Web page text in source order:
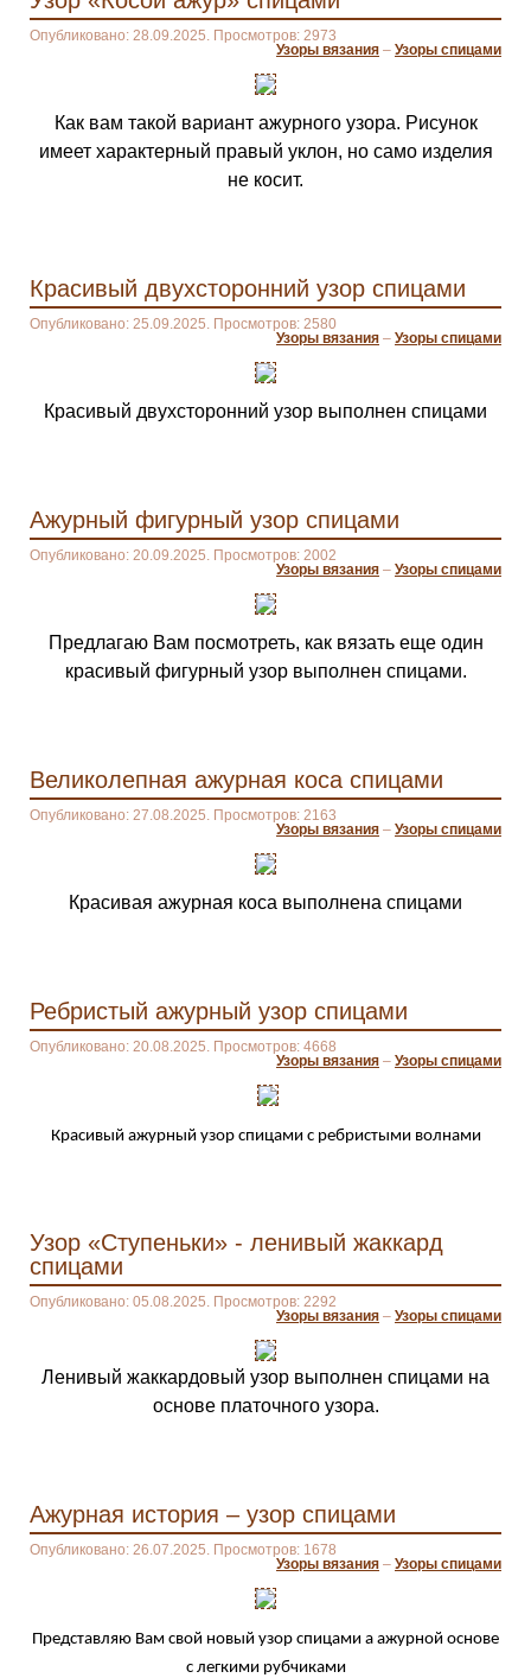
Опубликовано: 28.09.2025. Просмотров: 2973
Узоры вязания – Узоры спицами
Как вам такой вариант ажурного узора. Рисунок
имеет характерный правый уклон, но само изделия
не косит.
Красивый двухсторонний узор спицами
Опубликовано: 25.09.2025. Просмотров: 2580
Узоры вязания – Узоры спицами
Красивый двухсторонний узор выполнен спицами
Ажурный фигурный узор спицами
Опубликовано: 20.09.2025. Просмотров: 2002
Узоры вязания – Узоры спицами
Предлагаю Вам посмотреть, как вязать еще один
красивый фигурный узор выполнен спицами.
Великолепная ажурная коса спицами
Опубликовано: 27.08.2025. Просмотров: 2163
Узоры вязания – Узоры спицами
Красивая ажурная коса выполнена спицами
Ребристый ажурный узор спицами
Опубликовано: 20.08.2025. Просмотров: 4668
Узоры вязания – Узоры спицами
Красивый ажурный узор спицами с ребристыми волнами
Узор «Ступеньки» - ленивый жаккард
спицами
Опубликовано: 05.08.2025. Просмотров: 2292
Узоры вязания – Узоры спицами
Ленивый жаккардовый узор выполнен спицами на
основе платочного узора.
Ажурная история – узор спицами
Опубликовано: 26.07.2025. Просмотров: 1678
Узоры вязания – Узоры спицами
Представляю Вам свой новый узор спицами а ажурной основе
с легкими рубчиками